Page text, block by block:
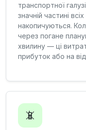
транспортної
значній частині
накопичуються.
через погане
хвилину — ці
прибуток або на
📵